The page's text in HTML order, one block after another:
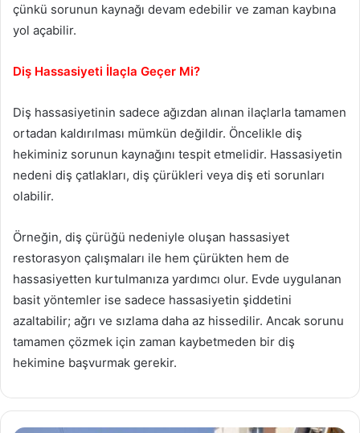
çünkü sorunun kaynağı devam edebilir ve zaman kaybına
yol açabilir.
Diş Hassasiyeti İlaçla Geçer Mi?
Diş hassasiyetinin sadece ağızdan alınan ilaçlarla tamamen
ortadan kaldırılması mümkün değildir. Öncelikle diş
hekiminiz sorunun kaynağını tespit etmelidir. Hassasiyetin
nedeni diş çatlakları, diş çürükleri veya diş eti sorunları
olabilir.
Örneğin, diş çürüğü nedeniyle oluşan hassasiyet
restorasyon çalışmaları ile hem çürükten hem de
hassasiyetten kurtulmanıza yardımcı olur. Evde uygulanan
basit yöntemler ise sadece hassasiyetin şiddetini
azaltabilir; ağrı ve sızlama daha az hissedilir. Ancak sorunu
tamamen çözmek için zaman kaybetmeden bir diş
hekimine başvurmak gerekir.